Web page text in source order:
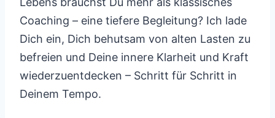
Coaching – eine tiefere Begleitung? Ich lade
Dich ein, Dich behutsam von alten Lasten zu
befreien und Deine innere Klarheit und Kraft
wiederzuentdecken – Schritt für Schritt in
Deinem Tempo.